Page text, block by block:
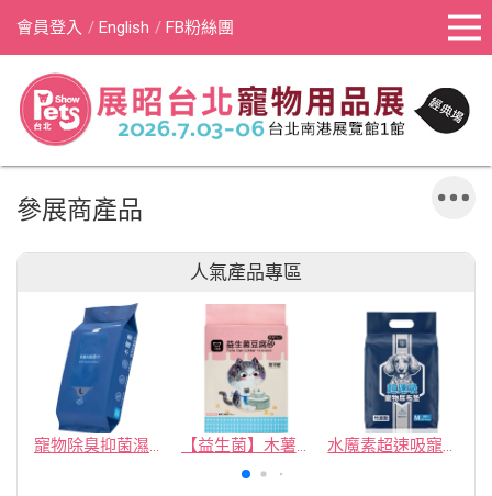
會員登入 English FB粉絲團
參展商產品
人氣產品專區
寵物除臭抑菌濕紙巾／30抽／無味【4包100】 【益生菌】木薯豆腐砂/豆腐砂 (1包最低$119起)抽貓砂機 水魔素超速吸寵物尿布墊買1送1